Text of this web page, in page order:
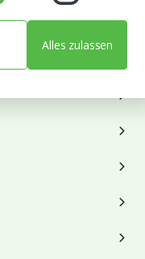
Abonnieren
Alles zulassen